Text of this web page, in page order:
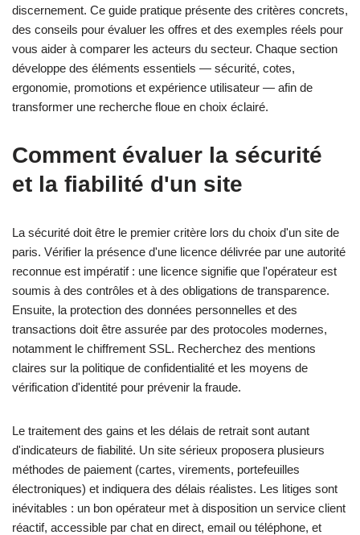
discernement. Ce guide pratique présente des critères concrets,
des conseils pour évaluer les offres et des exemples réels pour
vous aider à comparer les acteurs du secteur. Chaque section
développe des éléments essentiels — sécurité, cotes,
ergonomie, promotions et expérience utilisateur — afin de
transformer une recherche floue en choix éclairé.
Comment évaluer la sécurité
et la fiabilité d'un site
La sécurité doit être le premier critère lors du choix d'un site de
paris. Vérifier la présence d'une licence délivrée par une autorité
reconnue est impératif : une licence signifie que l'opérateur est
soumis à des contrôles et à des obligations de transparence.
Ensuite, la protection des données personnelles et des
transactions doit être assurée par des protocoles modernes,
notamment le chiffrement SSL. Recherchez des mentions
claires sur la politique de confidentialité et les moyens de
vérification d'identité pour prévenir la fraude.
Le traitement des gains et les délais de retrait sont autant
d'indicateurs de fiabilité. Un site sérieux proposera plusieurs
méthodes de paiement (cartes, virements, portefeuilles
électroniques) et indiquera des délais réalistes. Les litiges sont
inévitables : un bon opérateur met à disposition un service client
réactif, accessible par chat en direct, email ou téléphone, et